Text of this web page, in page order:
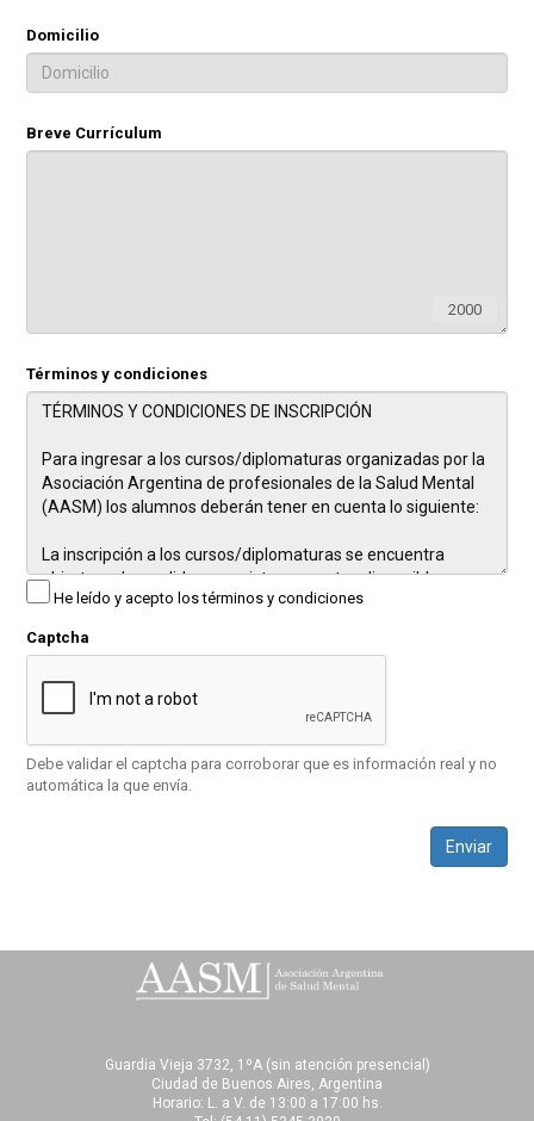
Domicilio
Breve Currículum
2000
Términos y condiciones
He leído y acepto los términos y condiciones
Captcha
Debe validar el captcha para corroborar que es información real y no
automática la que envía.
Enviar
Guardia Vieja 3732, 1ºA (sin atención presencial)
Ciudad de Buenos Aires, Argentina
Horario: L. a V. de 13:00 a 17:00 hs.